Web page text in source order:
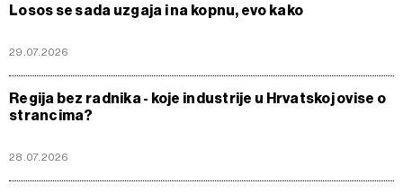
Losos se sada uzgaja i na kopnu, evo kako
29.07.2026
Regija bez radnika - koje industrije u Hrvatskoj ovise o
strancima?
28.07.2026